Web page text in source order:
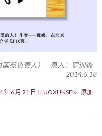
画苑负责人） 录入：罗训森
2014.6.18
年 6 月 21 日 LUOXUNSEN 添加